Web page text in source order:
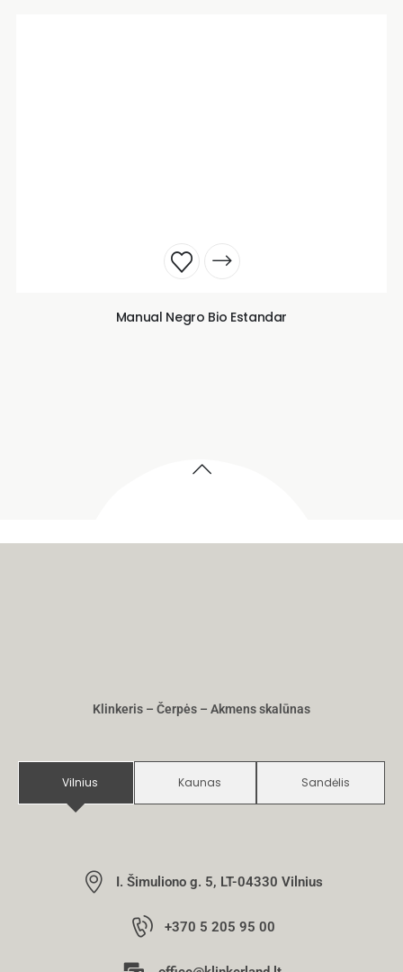
Manual Negro Bio Estandar
Klinkeris – Čerpės – Akmens skalūnas
Vilnius Kaunas Sandėlis
I. Šimuliono g. 5, LT-04330 Vilnius
+370 5 205 95 00